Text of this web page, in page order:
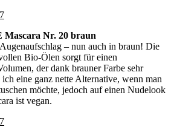
Nr. 20 braun
– nun auch in braun! Die
Bio-Ölen sorgt für einen
der dank brauner Farbe sehr
eine ganz nette Alternative, wenn man
möchte, jedoch auf einen Nudelook
ist vegan.